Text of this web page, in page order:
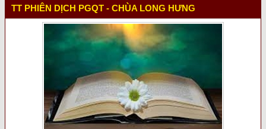
TT PHIÊN DỊCH PGQT - CHÙA LONG HƯNG